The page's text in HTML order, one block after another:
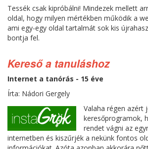
Tessék csak kipróbálni! Mindezek mellett
oldal, hogy milyen mértékben működik a
ami egy-egy oldal tartalmát sok kis
bontja fel.
Kereső a tanuláshoz
Internet a tanórás - 15 éve
Írta: Nádori Gergely
Valaha régen azért
keresőprogramok,
rendet vágni az
internetben és kiszűrjék a nekünk fontos